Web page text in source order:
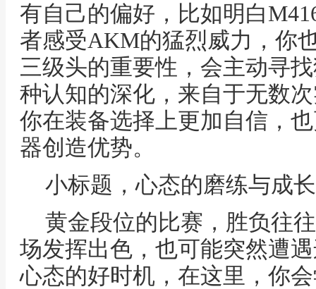
有自己的偏好，比如明白
者感受AKM的猛烈威力，你
三级头的重要性，会主动寻
种认知的深化，来自于无数
你在装备选择上更加自信，
器创造优势。
小标题，心态的磨练与成长
黄金段位的比赛，胜负往
场发挥出色，也可能突然遭
心态的好时机，在这里，你